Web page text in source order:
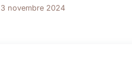
3 novembre 2024